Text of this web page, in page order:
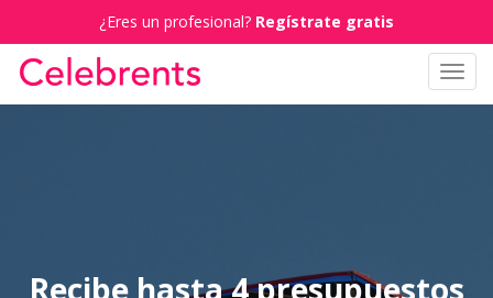
¿Eres un profesional? Regístrate gratis
Recibe hasta 4 presupuestos